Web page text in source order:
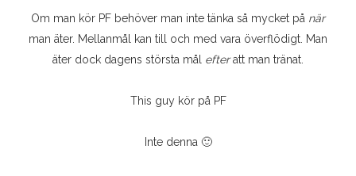
Om man kör PF behöver man inte tänka så mycket på när
man äter. Mellanmål kan till och med vara överflödigt. Man
äter dock dagens största mål
efteratt man tränat.
This guy kör på PF
Inte denna 🙂